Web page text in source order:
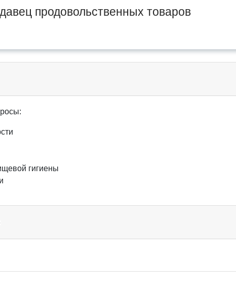
продовольственных товаров
гигиены